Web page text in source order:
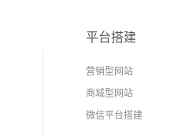
平台搭建
营销型网站
商城型网站
微信平台搭建